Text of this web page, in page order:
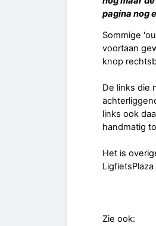
pagina nog
Sommige
voortaan
knop
De links die
links ook
handmatig
Het is
Zie ook: